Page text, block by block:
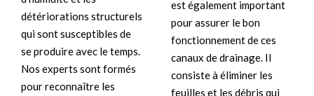
détériorations structurels
qui sont susceptibles de
se produire avec le temps.
Nos experts sont formés
pour reconnaître les
est également important
pour assurer le bon
fonctionnement de ces
canaux de drainage. Il
consiste à éliminer les
feuilles et les débris qui